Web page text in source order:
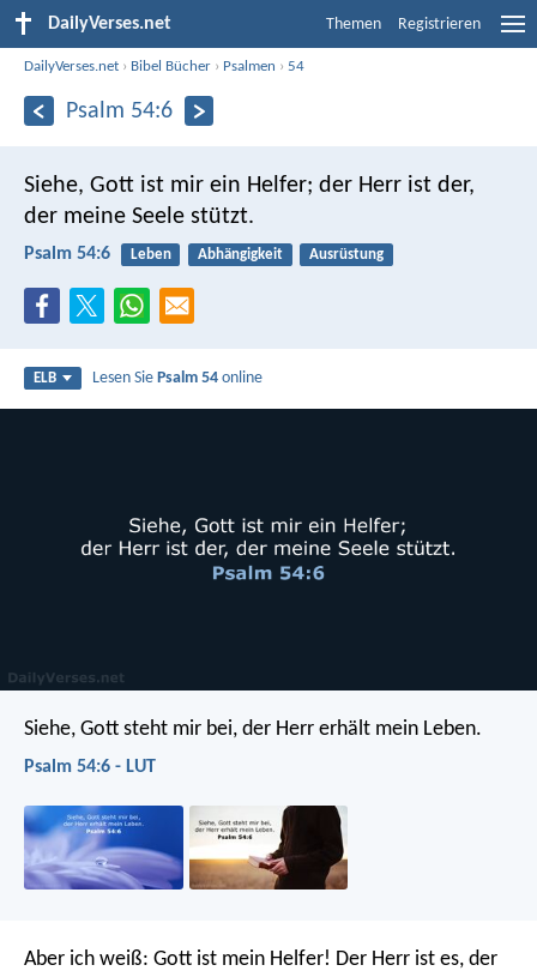
DailyVerses.net Themen Registrieren
DailyVerses.net › Bibel Bücher › Psalmen ›54
Psalm 54:6
Siehe, Gott ist mir ein Helfer; der Herr ist der,
der meine Seele stützt.
Psalm 54:6 Leben Abhängigkeit Ausrüstung
ELB Lesen SiePsalm 54 online
Siehe, Gott steht mir bei, der Herr erhält mein Leben.
Psalm 54:6 - LUT
Aber ich weiß: Gott ist mein Helfer! Der Herr ist es, der